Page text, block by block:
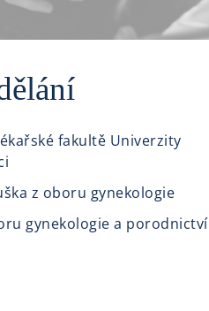
fakultě Univerzity
z oboru gynekologie
gynekologie a porodnictví